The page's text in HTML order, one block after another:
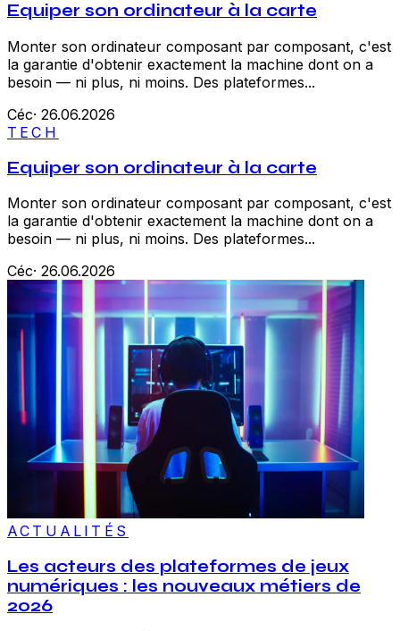
Equiper son ordinateur à la carte
Monter son ordinateur composant par composant, c'est
la garantie d'obtenir exactement la machine dont on a
besoin — ni plus, ni moins. Des plateformes...
Céc· 26.06.2026
TECH
Equiper son ordinateur à la carte
Monter son ordinateur composant par composant, c'est
la garantie d'obtenir exactement la machine dont on a
besoin — ni plus, ni moins. Des plateformes...
Céc· 26.06.2026
ACTUALITÉS
Les acteurs des plateformes de jeux
numériques : les nouveaux métiers de
2026